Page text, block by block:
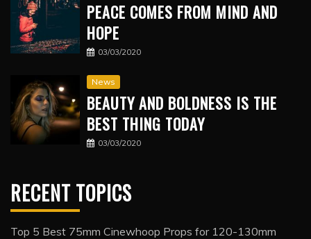
PEACE COMES FROM MIND AND
HOPE
03/03/2020
News
BEAUTY AND BOLDNESS IS THE
BEST THING TODAY
03/03/2020
RECENT TOPICS
Top 5 Best 75mm Cinewhoop Props for 120-130mm